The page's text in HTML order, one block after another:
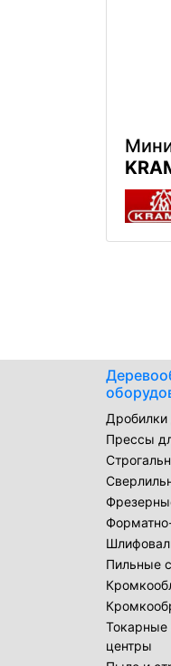
Дробилки
Прессы
Пильные
Токарные
центры